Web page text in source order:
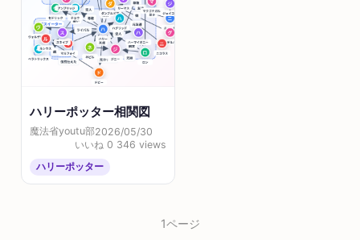
ハリーポッター相関図
魔法省youtu部2026/05/30
いいね 0 346 views
ハリーポッター
1ページ